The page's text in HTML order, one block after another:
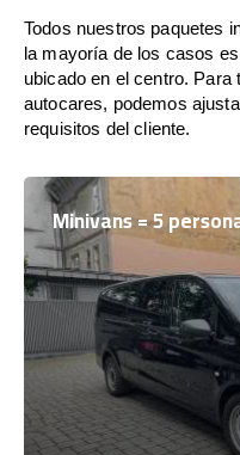
Todos nuestros paquetes
la mayoría de los casos
ubicado en el centro. Para
autocares, podemos
requisitos del cliente.
Minivans = 5